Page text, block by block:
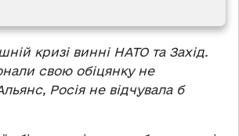
кризі винні НАТО та Захід.
свою обіцянку не
Росія не відчувала б